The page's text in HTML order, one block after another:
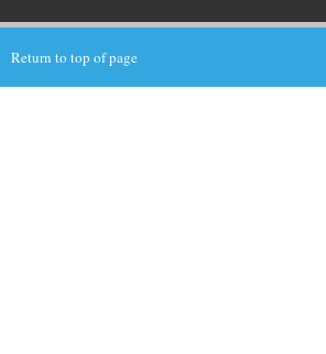
Return to top of page